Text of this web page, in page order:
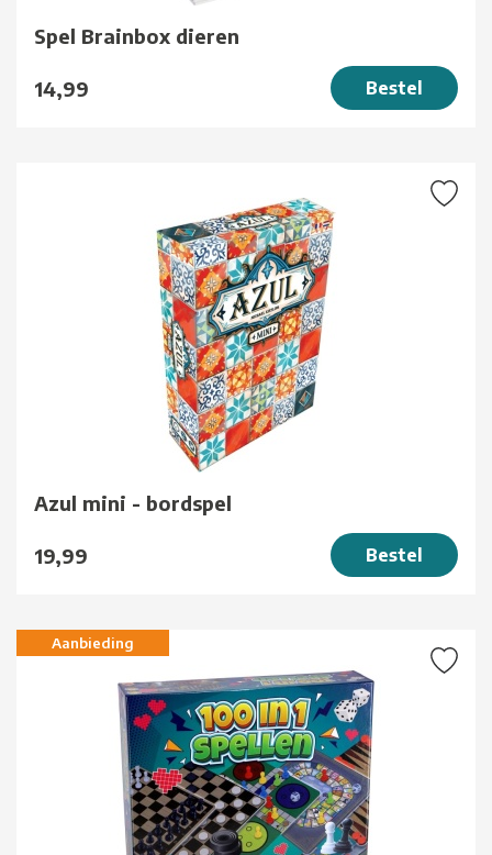
Spel Brainbox dieren
14,99 Bestel
Azul mini - bordspel
19,99 Bestel
Aanbieding